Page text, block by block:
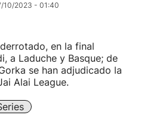
10/2023 - 01:40
en la final
a Laduche y Basque; de
se han adjudicado la
Alai League.